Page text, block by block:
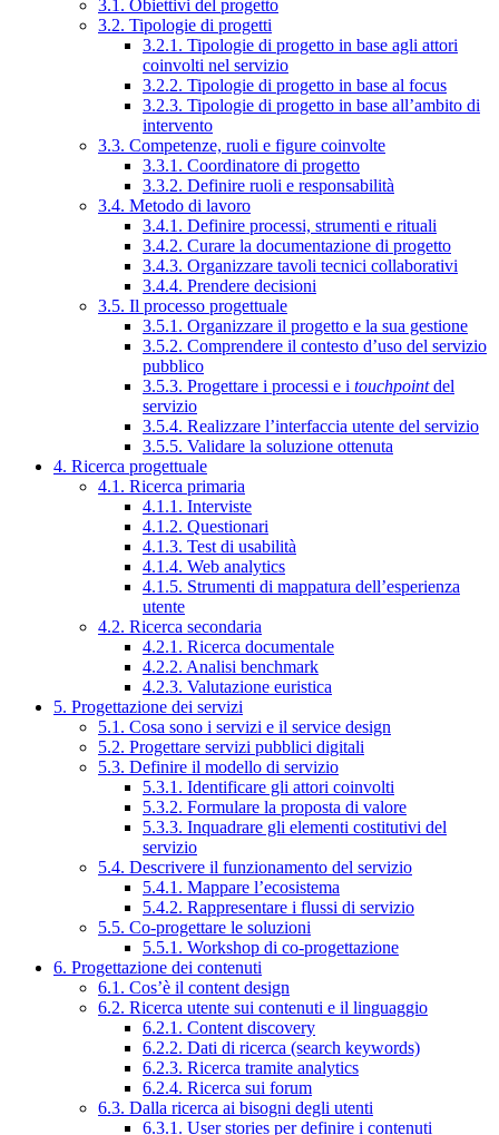
3.1. Obiettivi del progetto
3.2. Tipologie di progetti
3.2.1. Tipologie di progetto in base agli attori
coinvolti nel servizio
3.2.2. Tipologie di progetto in base al focus
3.2.3. Tipologie di progetto in base all’ambito di
intervento
3.3. Competenze, ruoli e figure coinvolte
3.3.1. Coordinatore di progetto
3.3.2. Definire ruoli e responsabilità
3.4. Metodo di lavoro
3.4.1. Definire processi, strumenti e rituali
3.4.2. Curare la documentazione di progetto
3.4.3. Organizzare tavoli tecnici collaborativi
3.4.4. Prendere decisioni
3.5. Il processo progettuale
3.5.1. Organizzare il progetto e la sua gestione
3.5.2. Comprendere il contesto d’uso del servizio
pubblico
3.5.3. Progettare i processi e i touchpointdel
servizio
3.5.4. Realizzare l’interfaccia utente del servizio
3.5.5. Validare la soluzione ottenuta
4. Ricerca progettuale
4.1. Ricerca primaria
4.1.1. Interviste
4.1.2. Questionari
4.1.3. Test di usabilità
4.1.4. Web analytics
4.1.5. Strumenti di mappatura dell’esperienza
utente
4.2. Ricerca secondaria
4.2.1. Ricerca documentale
4.2.2. Analisi benchmark
4.2.3. Valutazione euristica
5. Progettazione dei servizi
5.1. Cosa sono i servizi e il service design
5.2. Progettare servizi pubblici digitali
5.3. Definire il modello di servizio
5.3.1. Identificare gli attori coinvolti
5.3.2. Formulare la proposta di valore
5.3.3. Inquadrare gli elementi costitutivi del
servizio
5.4. Descrivere il funzionamento del servizio
5.4.1. Mappare l’ecosistema
5.4.2. Rappresentare i flussi di servizio
5.5. Co-progettare le soluzioni
5.5.1. Workshop di co-progettazione
6. Progettazione dei contenuti
6.1. Cos’è il content design
6.2. Ricerca utente sui contenuti e il linguaggio
6.2.1. Content discovery
6.2.2. Dati di ricerca (search keywords)
6.2.3. Ricerca tramite analytics
6.2.4. Ricerca sui forum
6.3. Dalla ricerca ai bisogni degli utenti
6.3.1. User stories per definire i contenuti